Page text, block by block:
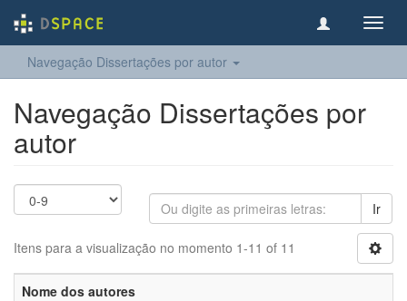
Navegação Dissertações por autor
Navegação Dissertações por
autor
Ir
Itens para a visualização no momento 1-11 of 11
Nome dos autores